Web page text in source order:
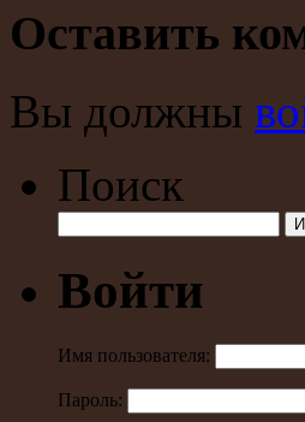
Оставить
Вы должны
Поиск
Войти
Имя пользователя:
Пароль: